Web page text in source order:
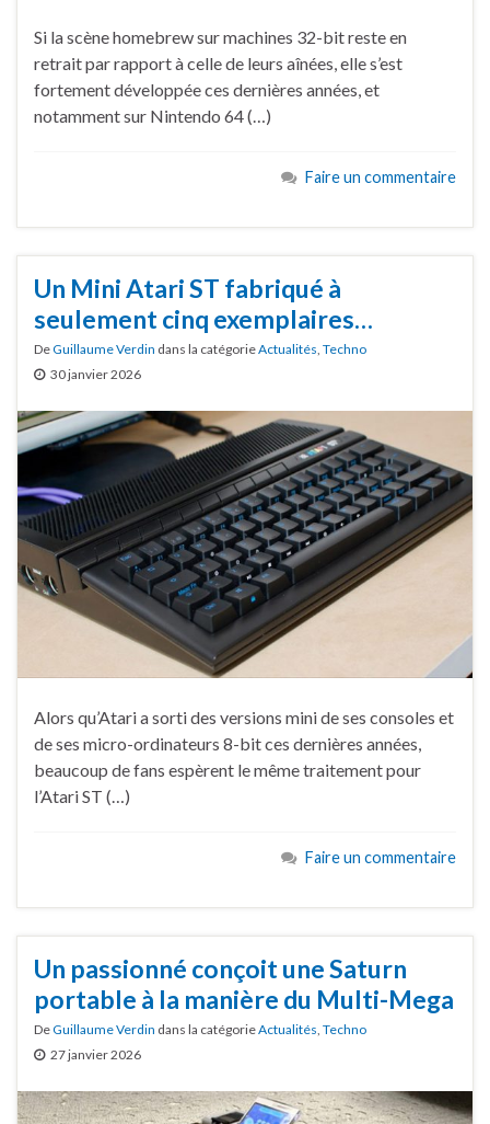
Si la scène homebrew sur machines 32-bit reste en
retrait par rapport à celle de leurs aînées, elle s’est
fortement développée ces dernières années, et
notamment sur Nintendo 64 (…)
Faire un commentaire
Un Mini Atari ST fabriqué à
seulement cinq exemplaires…
DeGuillaume Verdin dans la catégorieActualités, Techno
30 janvier 2026
Alors qu’Atari a sorti des versions mini de ses consoles et
de ses micro-ordinateurs 8-bit ces dernières années,
beaucoup de fans espèrent le même traitement pour
l’Atari ST (…)
Faire un commentaire
Un passionné conçoit une Saturn
portable à la manière du Multi-Mega
DeGuillaume Verdin dans la catégorieActualités Techno
27 janvier 2026